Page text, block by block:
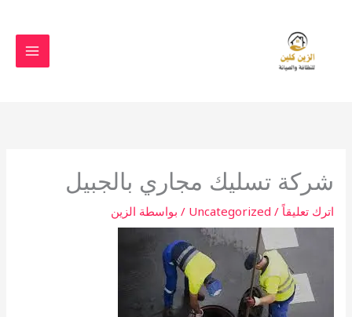
شركة تسليك مجاري بالجبيل
اترك تعليقاً /
Uncategorized / بواسطة الزين